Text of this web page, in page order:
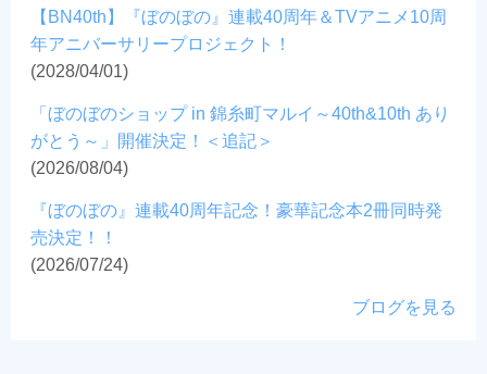
【BN40th】『ぼのぼの』連載40周年＆TVアニメ10周
年アニバーサリープロジェクト！
(2028/04/01)
「ぼのぼのショップ in 錦糸町マルイ～40th&10th あり
がとう～」開催決定！＜追記＞
(2026/08/04)
『ぼのぼの』連載40周年記念！豪華記念本2冊同時発
売決定！！
(2026/07/24)
ブログを見る